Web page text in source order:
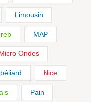
Limousin
MAP
Micro Ondes
Nice
Pain